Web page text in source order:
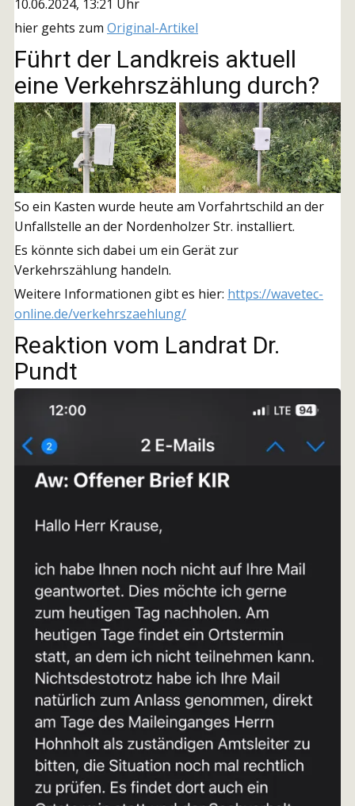
10.06.2024, 13:21 Uhr
hier gehts zum Original-Artikel
Führt der Landkreis aktuell
eine Verkehrszählung durch?
So ein Kasten wurde heute am Vorfahrtschild an der
Unfallstelle an der Nordenholzer Str. installiert.
Es könnte sich dabei um ein Gerät zur
Verkehrszählung handeln.
Weitere Informationen gibt es hier: https://wavetec-
online.de/verkehrszaehlung/
Reaktion vom Landrat Dr.
Pundt